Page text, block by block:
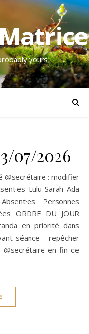
yours
07/2026
Lulu Sarah Ada
Personnes
ORDRE DU JOUR
en priorité dans
séance : repêcher
@secrétaire en fin de